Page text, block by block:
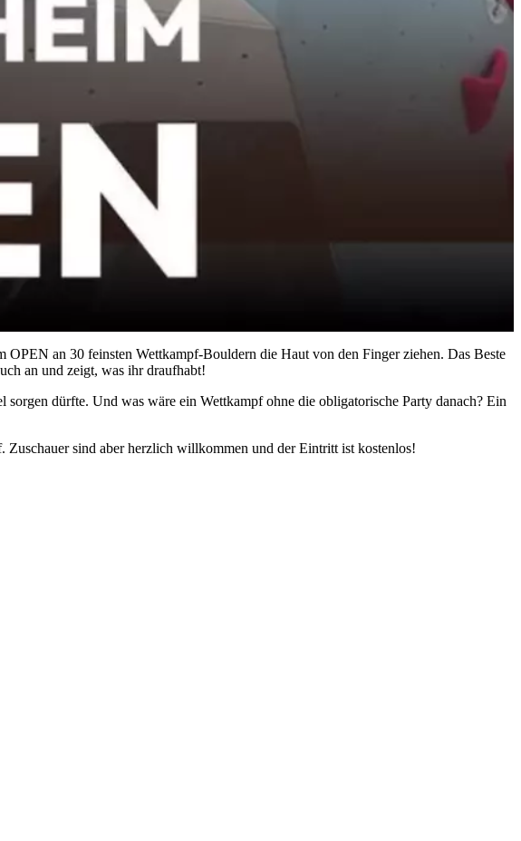
an 30 feinsten Wettkampf-Bouldern die Haut von den Finger ziehen. Das Beste
an und zeigt, was ihr draufhabt!
dürfte. Und was wäre ein Wettkampf ohne die obligatorische Party danach? Ein
sind aber herzlich willkommen und der Eintritt ist kostenlos!